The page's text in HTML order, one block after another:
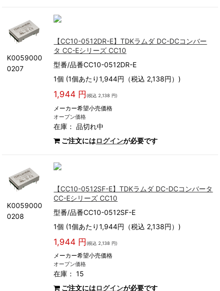
K0059000
0207
【CC10-0512DR-E】TDKラムダ DC-DCコンバー
タ CC-Eシリーズ CC10
型番/品番CC10-0512DR-E
1個 (1個あたり1,944円（税込 2,138円）)
1,944 円 (税込 2,138 円)
メーカー希望小売価格
オープン価格
在庫：品切れ中
ご注文にはログインが必要です
K0059000
0208
【CC10-0512SF-E】TDKラムダ DC-DCコンバータ
CC-Eシリーズ CC10
型番/品番CC10-0512SF-E
1個 (1個あたり1,944円（税込 2,138円）)
1,944 円 (税込 2,138 円)
メーカー希望小売価格
オープン価格
在庫： 15
ご注文にはログインが必要です